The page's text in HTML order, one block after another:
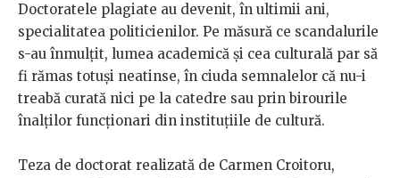
Doctoratele plagiate au devenit, în ultimii ani,
specialitatea politicienilor. Pe măsură ce scandalurile
s-au înmulțit, lumea academică și cea culturală par să
fi rămas totuși neatinse, în ciuda semnalelor că nu-i
treabă curată nici pe la catedre sau prin birourile
înalților funcționari din instituțiile de cultură.
Teza de doctorat realizată de Carmen Croitoru,